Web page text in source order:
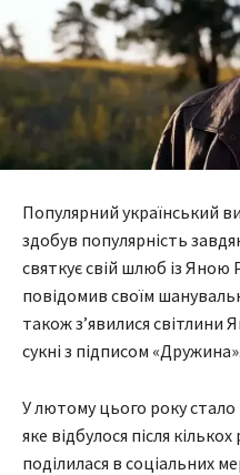
Популярний український
здобув популярність
святкує свій шлюб із Яною
повідомив своїм
також з’явилися світлини
сукні з підписом «Дружина».
У лютому цього року стало
яке відбулося після
поділилася в соціальних